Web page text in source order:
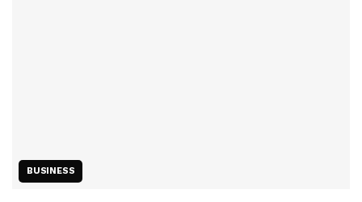
BUSINESS